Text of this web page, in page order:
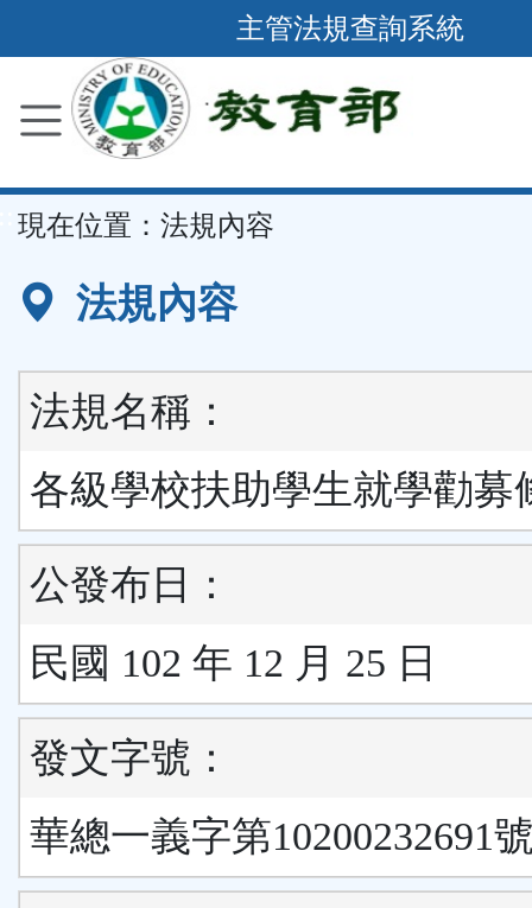
到
要
容
區
主管法規查詢系統
現在位置： 法規內容
法規內容
法規名稱：
各級學校扶助學生就學勸募
公發布日：
民國 102 年 12 月 25 日
發文字號：
華總一義字第10200232691